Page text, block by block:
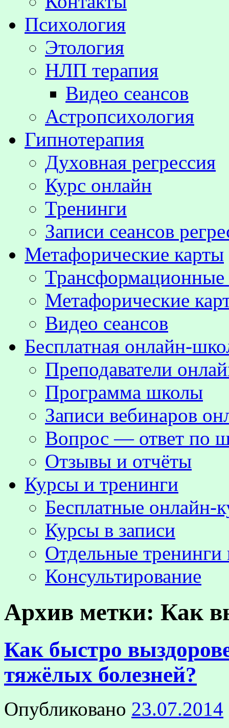
Психология
Этология
НЛП терапия
Видео сеансов
Астропсихология
Гипнотерапия
Духовная регрессия
Курс онлайн
Тренинги
Записи сеансов
Метафорические карты
Метафорические
Видео сеансов
Бесплатная онлайн-
Преподаватели
Программа школы
Записи вебинаров
Вопрос — ответ по
Отзывы и отчёты
Курсы и тренинги
Бесплатные онлайн-
Курсы в записи
Отдельные тренинги
Консультирование
Архив метки: Как
Как быстро
тяжёлых болезней?
Опубликовано 23.07.2014